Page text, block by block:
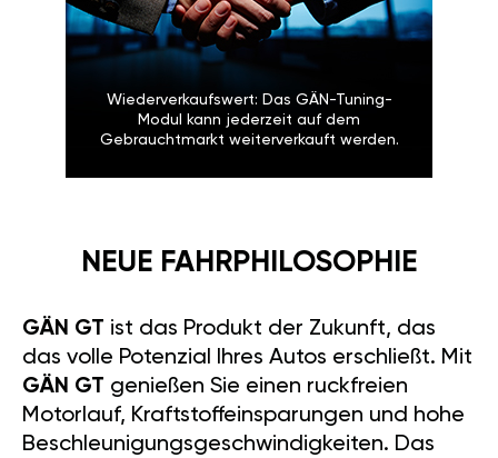
Wiederverkaufswert: Das GÄN-Tuning-
Modul kann jederzeit auf dem
Gebrauchtmarkt weiterverkauft werden.
NEUE FAHRPHILOSOPHIE
GÄN GT ist das Produkt der Zukunft, das
das volle Potenzial Ihres Autos erschließt. Mit
GÄN GT genießen Sie einen ruckfreien
Motorlauf, Kraftstoffeinsparungen und hohe
Beschleunigungsgeschwindigkeiten. Das